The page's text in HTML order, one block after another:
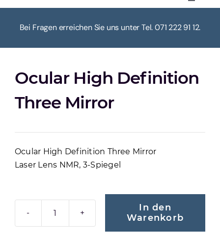
Toggle
HOME
MEIN KONTO
Bei Fragen erreichen Sie uns unter Tel. 071 222 91 12.
Ocular High Definition
Three Mirror
Ocular High Definition Three Mirror
Laser Lens NMR, 3-Spiegel
OCULAR
In den
Warenkorb